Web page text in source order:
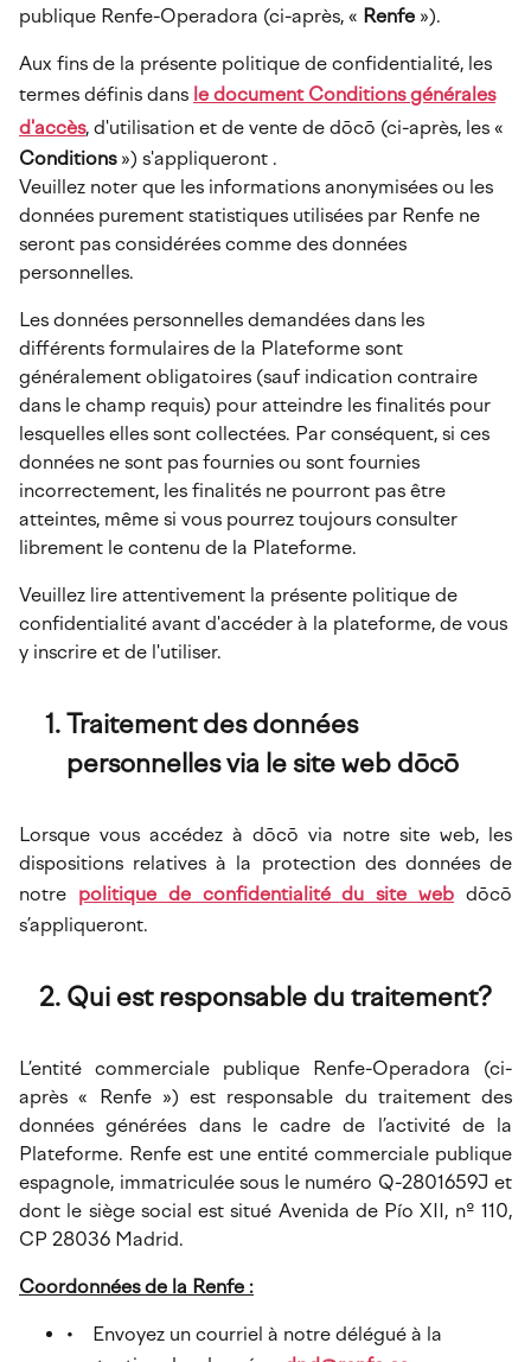
publique Renfe-Operadora (ci-après, « Renfe »).
Aux fins de la présente politique de confidentialité, les
termes définis dans le document Conditions générales
d'accès, d'utilisation et de vente de dōcō (ci-après, les «
Conditions ») s'appliqueront .
Veuillez noter que les informations anonymisées ou les
données purement statistiques utilisées par Renfe ne
seront pas considérées comme des données
personnelles.
Les données personnelles demandées dans les
différents formulaires de la Plateforme sont
généralement obligatoires (sauf indication contraire
dans le champ requis) pour atteindre les finalités pour
lesquelles elles sont collectées. Par conséquent, si ces
données ne sont pas fournies ou sont fournies
incorrectement, les finalités ne pourront pas être
atteintes, même si vous pourrez toujours consulter
librement le contenu de la Plateforme.
Veuillez lire attentivement la présente politique de
confidentialité avant d'accéder à la plateforme, de vous
y inscrire et de l'utiliser.
Traitement des données
personnelles via le site web dōcō
Lorsque vous accédez à dōcō via notre site web, les
dispositions relatives à la protection des données de
notre politique de confidentialité du site web dōcō
s’appliqueront.
Qui est responsable du traitement?
L’entité commerciale publique Renfe-Operadora (ci-
après « Renfe ») est responsable du traitement des
données générées dans le cadre de l’activité de la
Plateforme. Renfe est une entité commerciale publique
espagnole, immatriculée sous le numéro Q-2801659J et
dont le siège social est situé Avenida de Pío XII, nº 110,
CP 28036 Madrid.
Coordonnées de la Renfe :
• Envoyez un courriel à notre délégué à la